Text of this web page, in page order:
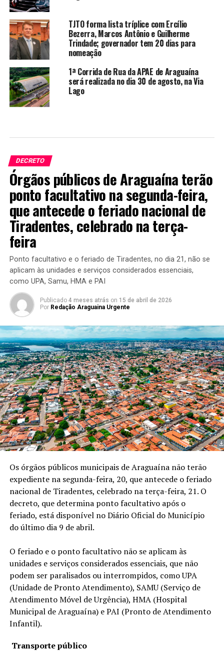
TJTO forma lista tríplice com Ercílio
Bezerra, Marcos Antônio e Guilherme
Trindade; governador tem 20 dias para
nomeação
1ª Corrida de Rua da APAE de Araguaína
será realizada no dia 30 de agosto, na Via
Lago
DECRETO
Órgãos públicos de Araguaína terão
ponto facultativo na segunda-feira,
que antecede o feriado nacional de
Tiradentes, celebrado na terça-
feira
Ponto facultativo e o feriado de Tiradentes, no dia 21, não se
aplicam às unidades e serviços considerados essenciais,
como UPA, Samu, HMA e PAI
Publicado 4 meses atrás on 15 de abril de 2026
Por Redação Araguaina Urgente
Os órgãos públicos municipais de Araguaína não terão
expediente na segunda-feira, 20, que antecede o feriado
nacional de Tiradentes, celebrado na terça-feira, 21. O
decreto, que determina ponto facultativo após o
feriado, está disponível no Diário Oficial do Município
do último dia 9 de abril.
O feriado e o ponto facultativo não se aplicam às
unidades e serviços considerados essenciais, que não
podem ser paralisados ou interrompidos, como UPA
(Unidade de Pronto Atendimento), SAMU (Serviço de
Atendimento Móvel de Urgência), HMA (Hospital
Municipal de Araguaína) e PAI (Pronto de Atendimento
Infantil).
Transporte público